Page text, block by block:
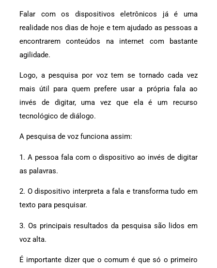
Falar com os dispositivos eletrônicos já é uma
realidade nos dias de hoje e tem ajudado as pessoas a
encontrarem conteúdos na internet com bastante
agilidade.
Logo, a pesquisa por voz tem se tornado cada vez
mais útil para quem prefere usar a própria fala ao
invés de digitar, uma vez que ela é um recurso
tecnológico de diálogo.
A pesquisa de voz funciona assim:
1. A pessoa fala com o dispositivo ao invés de digitar
as palavras.
2. O dispositivo interpreta a fala e transforma tudo em
texto para pesquisar.
3. Os principais resultados da pesquisa são lidos em
voz alta.
É importante dizer que o comum é que só o primeiro